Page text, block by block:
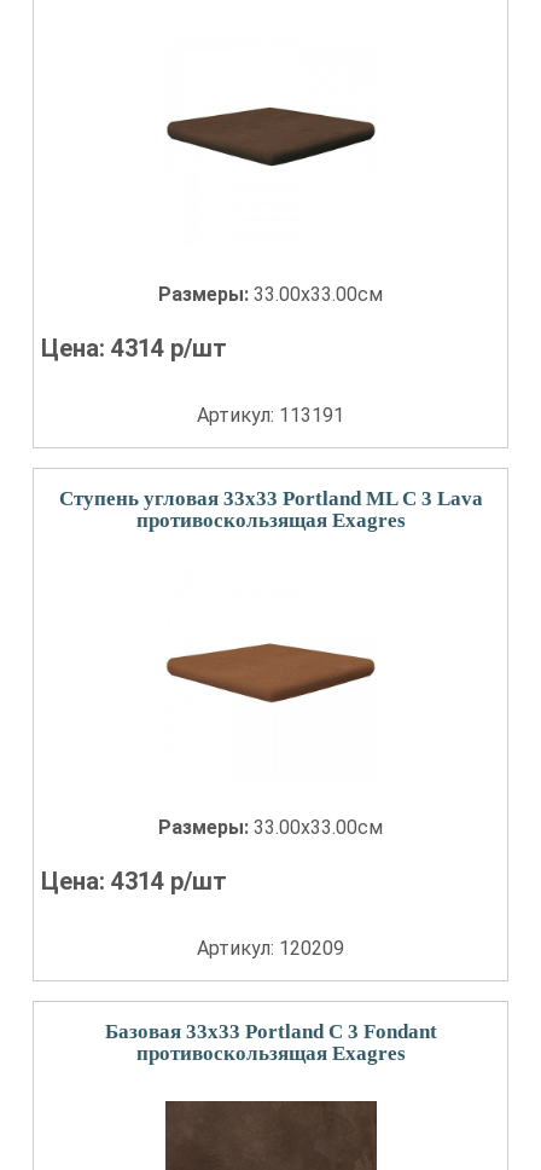
Размеры: 33.00x33.00см
Цена:4314 р/шт
Артикул: 113191
Ступень угловая 33x33 Portland ML С 3 Lava
противоскользящая Exagres
Размеры: 33.00x33.00см
Цена:4314 р/шт
Артикул: 120209
Базовая 33x33 Portland С 3 Fondant
противоскользящая Exagres